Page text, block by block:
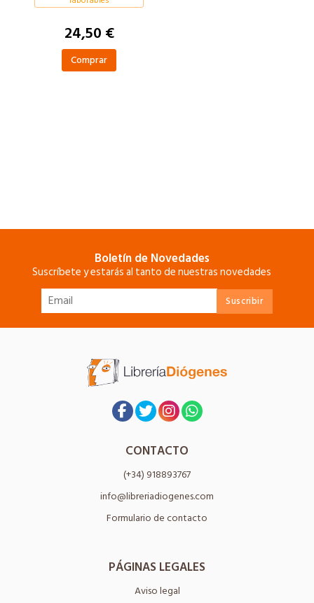
24,50 €
Comprar
Boletín de Novedades
Suscríbete y estarás al tanto de nuestras novedades
CONTACTO
(+34) 918893767
info@libreriadiogenes.com
Formulario de contacto
PÁGINAS LEGALES
Aviso legal